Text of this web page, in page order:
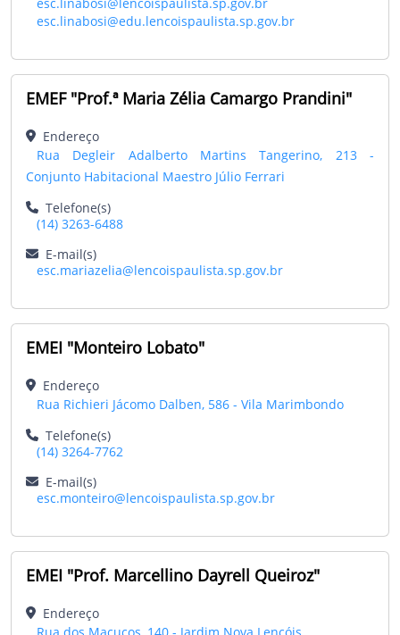
esc.linabosi@edu.lencoispaulista.sp.gov.br
EMEF "Prof.ª Maria Zélia Camargo Prandini"
Endereço
Rua Degleir Adalberto Martins Tangerino, 213 -
Conjunto Habitacional Maestro Júlio Ferrari
Telefone(s)
(14) 3263-6488
E-mail(s)
esc.mariazelia@lencoispaulista.sp.gov.br
EMEI "Monteiro Lobato"
Endereço
Rua Richieri Jácomo Dalben, 586 - Vila Marimbondo
Telefone(s)
(14) 3264-7762
E-mail(s)
esc.monteiro@lencoispaulista.sp.gov.br
EMEI "Prof. Marcellino Dayrell Queiroz"
Endereço
Rua dos Macucos, 140 - Jardim Nova Lençóis